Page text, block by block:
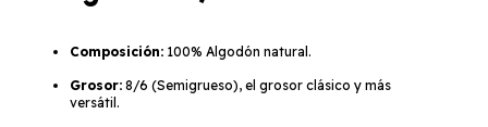
Composición: 100% Algodón natural.
Grosor: 8/6 (Semigrueso), el grosor clásico y más
versátil.